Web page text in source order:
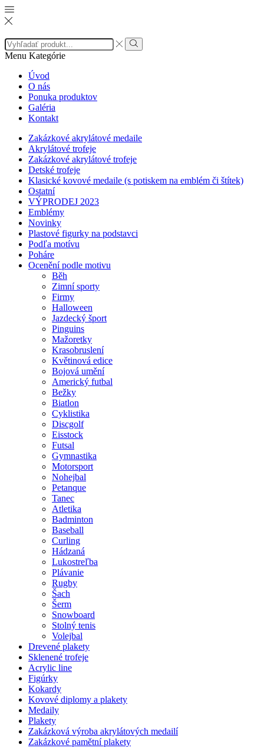
Search
input
Search
Menu Kategórie
Úvod
O nás
Ponuka produktov
Galéria
Kontakt
Zakázkové akrylátové medaile
Akrylátové trofeje
Zakázkové akrylátové trofeje
Detské trofeje
Klasické kovové medaile (s potiskem na emblém či štítek)
Ostatní
VÝPRODEJ 2023
Emblémy
Novinky
Plastové figurky na podstavci
Podľa motívu
Poháre
Ocenění podle motivu
Běh
Zimní sporty
Firmy
Halloween
Jazdecký šport
Pinguins
Mažoretky
Krasobruslení
Květinová edice
Bojová umění
Americký futbal
Bežky
Biatlon
Cyklistika
Discgolf
Eisstock
Futsal
Gymnastika
Motorsport
Nohejbal
Petanque
Tanec
Atletika
Badminton
Baseball
Curling
Hádzaná
Lukostreľba
Plávanie
Rugby
Šach
Šerm
Snowboard
Stolný tenis
Volejbal
Drevené plakety
Sklenené trofeje
Acrylic line
Figúrky
Kokardy
Kovové diplomy a plakety
Medaily
Plakety
Zakázková výroba akrylátových medailí
Zakázkové pamětní plakety